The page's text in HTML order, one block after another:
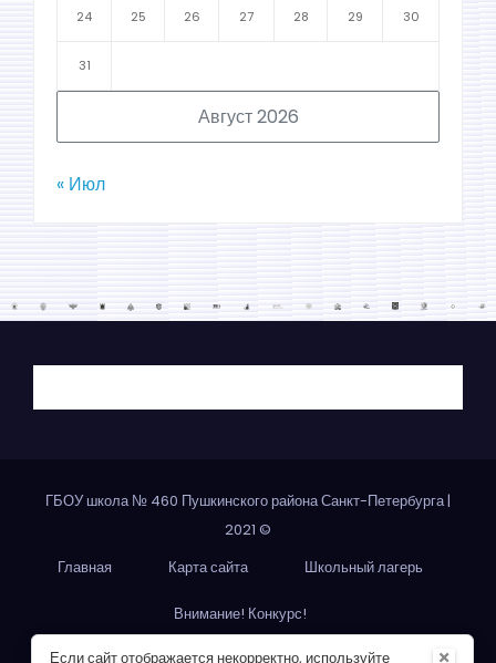
Август 2026
24 25 26 27 28 29 30
31
« Июл
Если сайт отображается некорректно, используйте
ГБОУ школа № 460 Пушкинского района Санкт-Петербурга|
2021 ©
Главная
Карта сайта Школьный лагерь
Внимание! Конкурс!